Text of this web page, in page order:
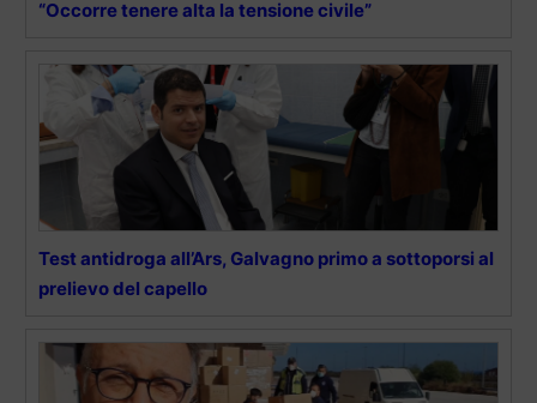
“Occorre tenere alta la tensione civile”
Test antidroga all’Ars, Galvagno primo a sottoporsi al
prelievo del capello